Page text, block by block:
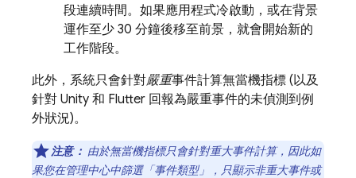
段連續時間。如果應用程式冷啟動，或在背景
運作至少 30 分鐘後移至前景，就會開始新的
工作階段。
此外，系統只會針對嚴重事件計算無當機指標 (以及
針對 Unity 和 Flutter 回報為嚴重事件的未偵測到例
外狀況)。
注意： 由於無當機指標只會針對重大事件計算，因此如
果您在管理中心中篩選「事件類型」，只顯示非重大事件或